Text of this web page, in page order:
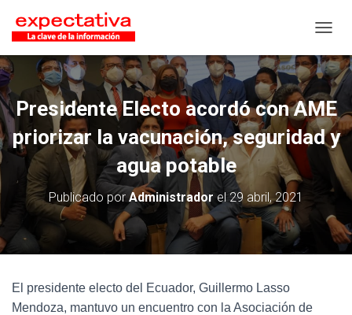
Presidente Electo acordó con AME
priorizar la vacunación, seguridad y
agua potable
Publicado por Administrador el29 abril, 2021
El presidente electo del Ecuador, Guillermo Lasso
Mendoza, mantuvo un encuentro con la Asociación de